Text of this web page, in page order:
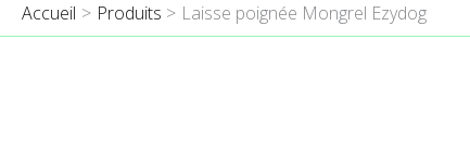
Accueil Produits Laisse poignée Mongrel Ezydog